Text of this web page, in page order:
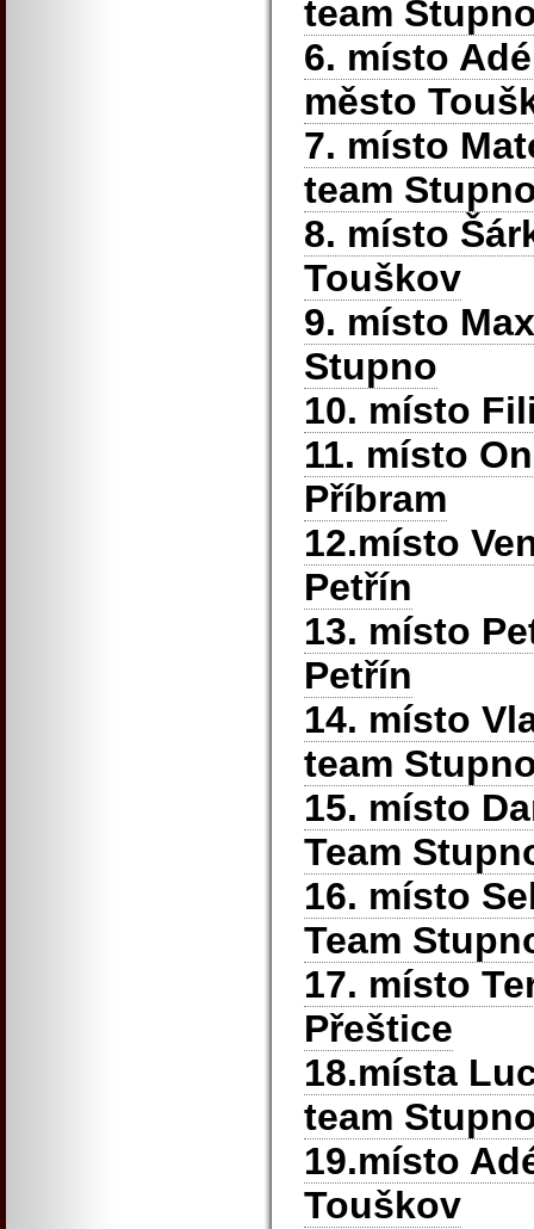
team
6. místo
město
7. místo
team
8. místo
Touškov
9. místo
Stupno
10. místo
11. místo
Příbram
12.místo
Petřín
13. místo
Petřín
14. místo
team
15. místo
Team
16. místo
Team
17. místo
Přeštice
18.místa
team
19.místo
Touškov